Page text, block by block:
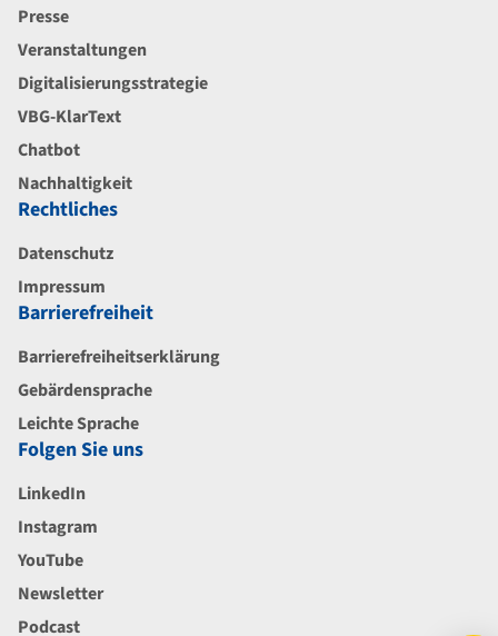
Presse
Veranstaltungen
Digitalisierungsstrategie
VBG-KlarText
Chatbot
Nachhaltigkeit
Rechtliches
Datenschutz
Impressum
Barrierefreiheit
Barrierefreiheitserklärung
Gebärdensprache
Leichte Sprache
Folgen Sie uns
LinkedIn
Instagram
YouTube
Newsletter
Podcast